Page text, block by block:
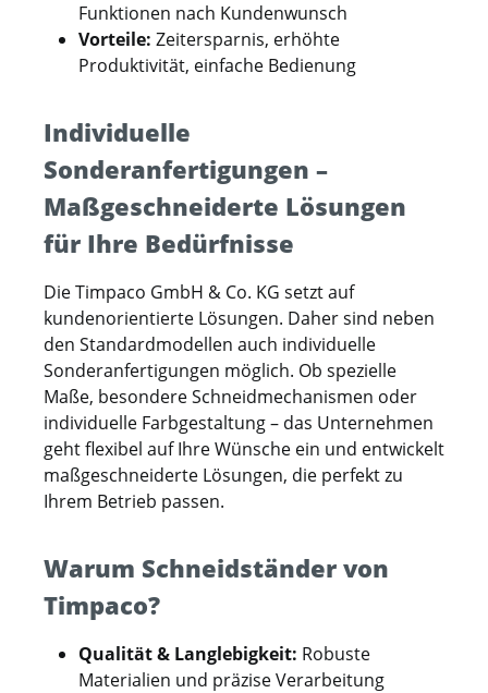
Funktionen nach Kundenwunsch
Vorteile: Zeitersparnis, erhöhte
Produktivität, einfache Bedienung
Individuelle
Sonderanfertigungen –
Maßgeschneiderte Lösungen
für Ihre Bedürfnisse
Die Timpaco GmbH & Co. KG setzt auf
kundenorientierte Lösungen. Daher sind neben
den Standardmodellen auch individuelle
Sonderanfertigungen möglich. Ob spezielle
Maße, besondere Schneidmechanismen oder
individuelle Farbgestaltung – das Unternehmen
geht flexibel auf Ihre Wünsche ein und entwickelt
maßgeschneiderte Lösungen, die perfekt zu
Ihrem Betrieb passen.
Warum Schneidständer von
Timpaco?
Qualität & Langlebigkeit: Robuste
Materialien und präzise Verarbeitung